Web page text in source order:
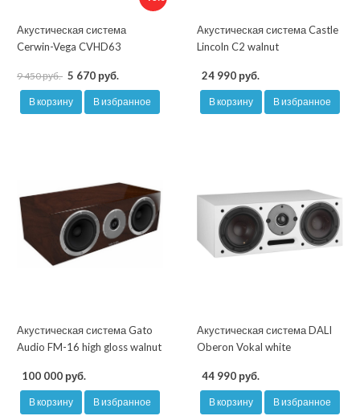
Акустическая система
Cerwin-Vega CVHD63
9 450 руб. 5 670 руб.
В корзину В избранное
Акустическая система Castle
Lincoln C2 walnut
24 990 руб.
В корзину В избранное
Акустическая система Gato
Audio FM-16 high gloss walnut
100 000 руб.
В корзину В избранное
Акустическая система DALI
Oberon Vokal white
44 990 руб.
В корзину В избранное